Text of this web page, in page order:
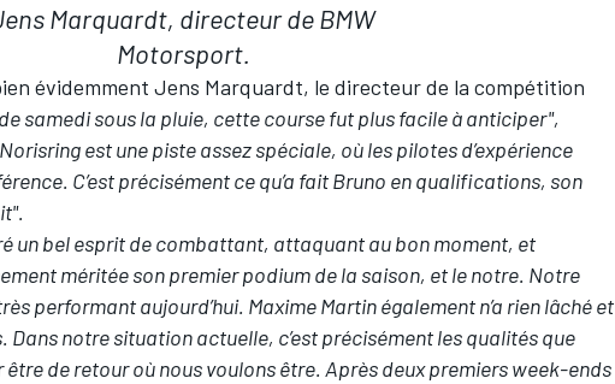
Marquardt, directeur de BMW
Motorsport.
évidemment Jens Marquardt, le directeur de la compétition
samedi sous la pluie, cette course fut plus facile à anticiper",
est une piste assez spéciale, où les pilotes d’expérience
C’est précisément ce qu’a fait Bruno en qualifications, son
un bel esprit de combattant, attaquant au bon moment, et
méritée son premier podium de la saison, et le notre. Notre
performant aujourd’hui. Maxime Martin également n’a rien lâché et
Dans notre situation actuelle, c’est précisément les qualités que
de retour où nous voulons être. Après deux premiers week-ends